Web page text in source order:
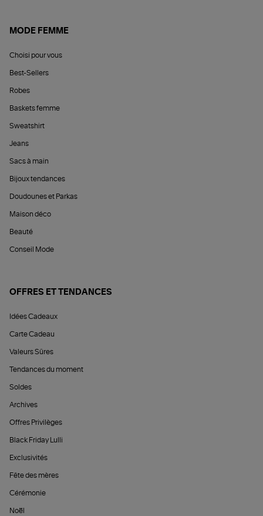
MODE FEMME
Choisi pour vous
Best-Sellers
Robes
Baskets femme
Sweatshirt
Jeans
Sacs à main
Bijoux tendances
Doudounes et Parkas
Maison déco
Beauté
Conseil Mode
OFFRES ET TENDANCES
Idées Cadeaux
Carte Cadeau
Valeurs Sûres
Tendances du moment
Soldes
Archives
Offres Privilèges
Black Friday Lulli
Exclusivités
Fête des mères
Cérémonie
Noël